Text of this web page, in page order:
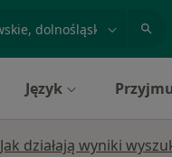
Język
Jak działają wyniki